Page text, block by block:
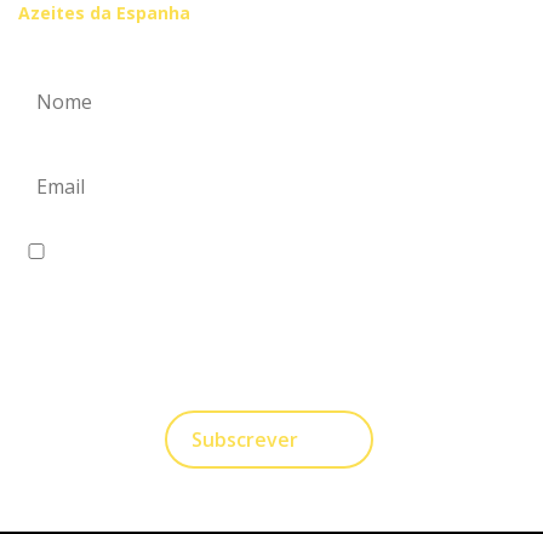
Subscrever
Azeites da Espanha